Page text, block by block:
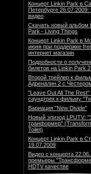
Концерт Linkin Park в
Петербурге 26.07.2009:
видео
Скачать новый альбом
Park - Living Things
Концерт Linkin Park в
июня при поддержке
интернет магазин
Подробности о
билетов на Linkin Park
Второй трейлер к
Адреналин 2 с
"Leave Out All The Rest"
саундтрек к фильму
Вариация "New Divide"
Новый эпизод LPUTV:
транформер"
Toilet)
Концерт Linkin Park в
19.07.2009
Видео с концерта
премьеры
HDTV качестве